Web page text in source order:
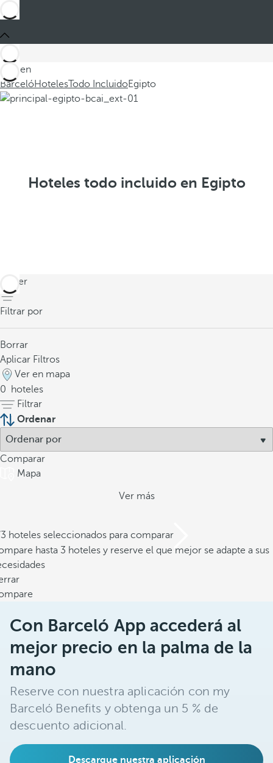
Está en
BarcelóHotelesTodo IncluidoEgipto
Hoteles todo incluido en Egipto
volver
Filtrar por
Borrar
Aplicar Filtros
Ver en mapa
0
hoteles
Filtrar
Ordenar
Comparar
Mapa
Ver más
hoteles seleccionados para comparar
hasta 3 hoteles y reserve el que mejor se adapte a sus
Con Barceló App accederá al
mejor precio en la palma de la
mano
Reserve con nuestra aplicación con my
Barceló Benefits y obtenga un 5 % de
descuento adicional.
Descargue nuestra aplicación